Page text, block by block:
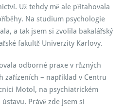
Už tehdy mě ale přitahovala
Na studium psychologie
a tak jsem si zvolila bakalářský
fakultě Univerzity Karlovy.
odborné praxe v různých
zařízeních – například v Centru
Motol, na psychiatrickém
Právě zde jsem si